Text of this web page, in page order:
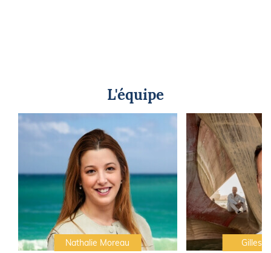
L'équipe
Nathalie Moreau Gilles